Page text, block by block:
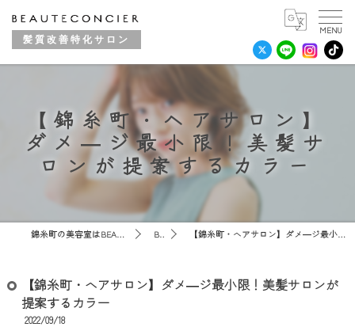
髪質改善特化サロン
【錦糸町・ヘアサロン】
ダメ―ジ最小限！美髪サ
ロンが提案するカラー
錦糸町の美容室はBEAUTECONCIER 錦糸町店 BLOG 【錦糸町・ヘアサロン】ダメ―ジ最小限！美髪サロンが提案するカラー
【錦糸町・ヘアサロン】ダメ―ジ最小限！美髪サロンが
提案するカラー
2022/09/18